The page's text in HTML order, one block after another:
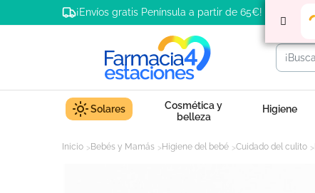
¡Envíos gratis Península a partir de 65€!
Solares
Cosmética y
belleza
Higiene
Inicio Bebés y Mamás Higiene del bebé Cuidado del culito